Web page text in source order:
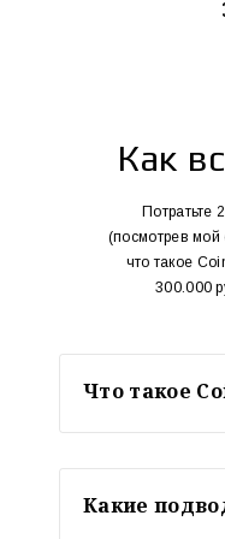
Как
Потратьте
(посмотрев мой
что такое
300.000
Что такое
площадка
принимать
листинге и
Какие